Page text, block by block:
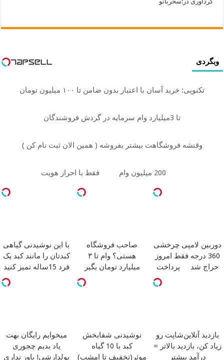
وبگردی
تکنوپی: خرید آسان با اعتبار بدون ضامن تا ۱۰۰ میلیون تومان
تا 3میلیارد وام سرمایه در گردش فروشندگان
وقتشه فروشگاهت بیشتر بفروشه ( همین الان ثبت نام کن )
200 میلیون وام فقط با احراز هویت
دوربین لامپی چرخشی
360 درجه فقط امروز
حراج شد
پرداخت
صاحب فروشگاه
هستی؟ وام تا ۳
میلیارد تومان بگیر
با این نوشیدنی گیاهی
کبدتان را مانند کبد یک
فرد 15ساله تمیز کنید
بازدید آنلاین‌شاپت رو
زیاد کن، بازدید بالاتر =
درآمد بیشتر
نوشیدنی شفابخش
کبد با 10 گیاه
موثر(تخفیف تا امشب)
میخوایم رایگان بهت
یاد بدیم چجوری
پولدارشی! باور نداری